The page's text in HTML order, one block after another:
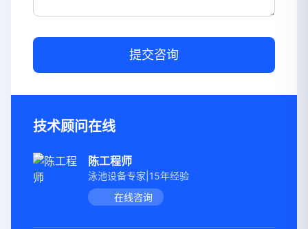
提交咨询
技术顾问在线
陈工程师
泳池设备专家|15年经验
在线咨询